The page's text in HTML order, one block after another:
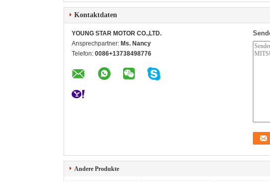
Kontaktdaten
YOUNG STAR MOTOR CO.,LTD.
Ansprechpartner: Ms. Nancy
Telefon: 0086+13738498776
Andere Produkte